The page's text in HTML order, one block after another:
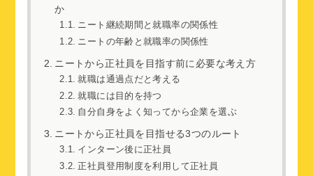
か
ニート継続期間と就職率の関係性
ニートの年齢と就職率の関係性
ニートから正社員を目指す前に必要な考え方
就職は通過点だと考える
就職には目的を持つ
自分自身をよく知ってから企業を選ぶ
ニートから正社員を目指せる3つのルート
インターン後に正社員
正社員登用制度を利用して正社員